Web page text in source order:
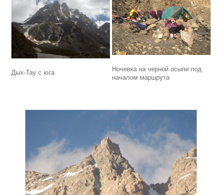
Дых-Тау с юга
Ночевка на черной осыпи под
началом маршрута